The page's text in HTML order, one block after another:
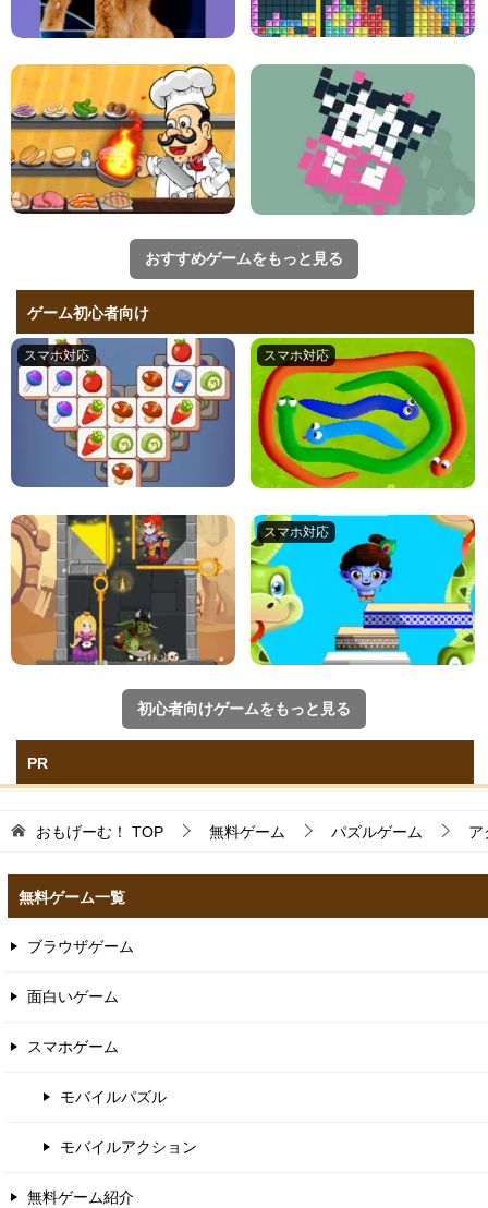
おすすめゲームをもっと見る
ゲーム初心者向け
初心者向けゲームをもっと見る
PR
おもげーむ！ TOP 無料ゲーム パズルゲーム ア
無料ゲーム一覧
ブラウザゲーム
面白いゲーム
スマホゲーム
モバイルパズル
モバイルアクション
無料ゲーム紹介